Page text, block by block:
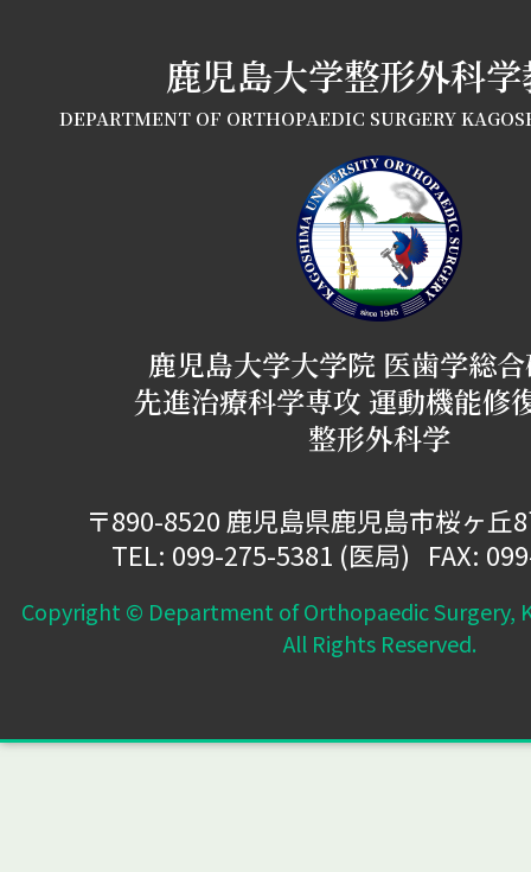
鹿児島大学整形外科
DEPARTMENT OF ORTHOPAEDIC SURGERY
鹿児島大学大学院 医歯学総
先進治療科学専攻 運動機能修
整形外科学
〒890-8520 鹿児島県鹿児島市桜ヶ丘
TEL: 099-275-5381 (医局) FAX:
Copyright © Department of Orthopaedic Surgery,
All Rights Reserved.